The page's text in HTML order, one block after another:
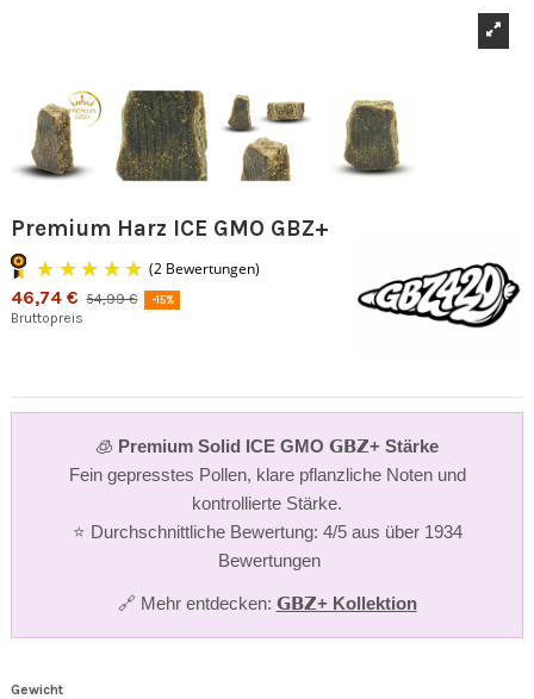
Premium Harz ICE GMO GBZ+
(2 Bewertungen)
46,74 € 54,99 € -15%
Bruttopreis
🧊 Premium Solid ICE GMO 𝗚𝗕𝗭+ Stärke
Fein gepresstes Pollen, klare pflanzliche Noten und
kontrollierte Stärke.
⭐ Durchschnittliche Bewertung: 4/5 aus über 1934
Bewertungen
🔗 Mehr entdecken: 𝗚𝗕𝗭+ Kollektion
Gewicht